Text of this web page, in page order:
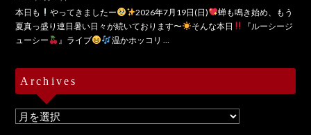
本日も やってきましたー 2026年7月19日(日)
蝉も鳴き始め、もう
夏真っ盛り連日暑い日々が続いております〜
そんな本日
『ルーシージ
ューシー
』ライブ 温かホッコリ …
Archives
Archives